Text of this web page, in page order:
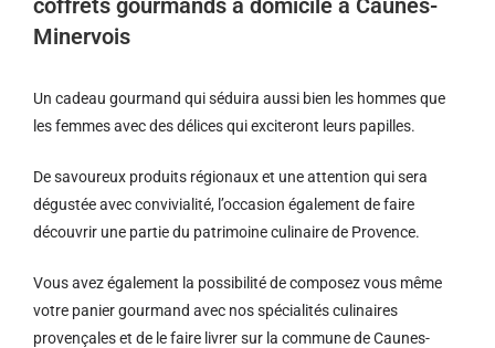
coffrets gourmands à domicile à Caunes-
Minervois
Un cadeau gourmand qui séduira aussi bien les hommes que
les femmes avec des délices qui exciteront leurs papilles.
De savoureux produits régionaux et une attention qui sera
dégustée avec convivialité, l’occasion également de faire
découvrir une partie du patrimoine culinaire de Provence.
Vous avez également la possibilité de composez vous même
votre panier gourmand avec nos spécialités culinaires
provençales et de le faire livrer sur la commune de Caunes-